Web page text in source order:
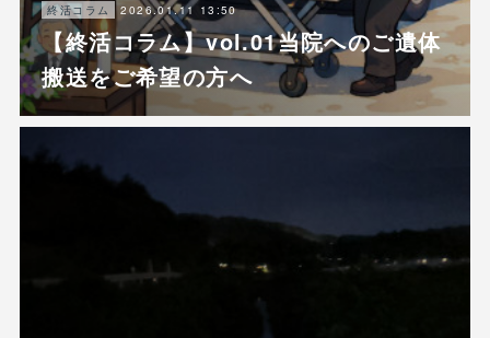
終活コラム 2026.01.11 13:50
【終活コラム】vol.01当院へのご遺体
搬送をご希望の方へ